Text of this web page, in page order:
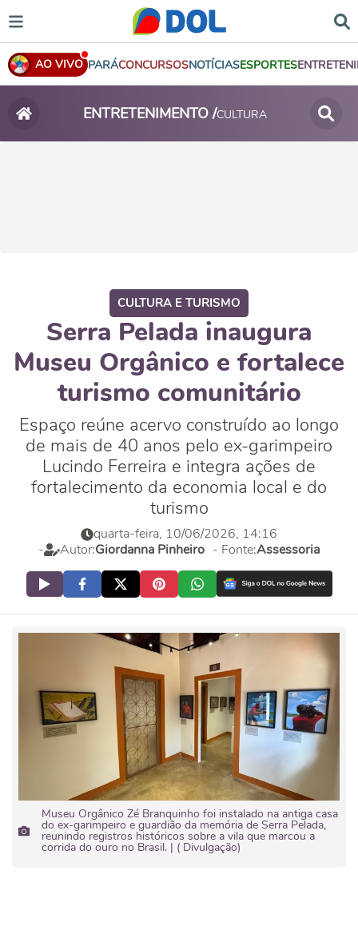
AO VIVO PARÁCONCURSOSNOTÍCIASESPORTES
ENTRETENIMENTO /CULTURA
CULTURA E TURISMO
Serra Pelada inaugura
Museu Orgânico e fortalece
turismo comunitário
Espaço reúne acervo construído ao longo
de mais de 40 anos pelo ex-garimpeiro
Lucindo Ferreira e integra ações de
fortalecimento da economia local e do
turismo
quarta-feira, 10/06/2026, 14:16
-
Autor:Giordanna Pinheiro - Fonte:Assessoria
Museu Orgânico Zé Branquinho foi instalado na antiga casa
do ex-garimpeiro e guardião da memória de Serra Pelada,
reunindo registros históricos sobre a vila que marcou a
corrida do ouro no Brasil. | ( Divulgação)